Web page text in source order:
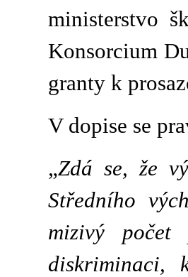
ministerstvo
Konsorcium
granty k
V dopise se
„Zdá se, že
Středního
mizivý počet
diskriminaci,